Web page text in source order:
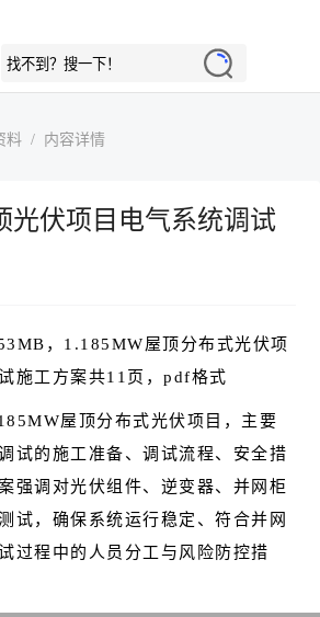
料 内容详情
光伏项目电气系统调试
，1.185MW屋顶分布式光伏项
施工方案共11页，pdf格式
屋顶分布式光伏项目，主要
试的施工准备、调试流程、安全措
强调对光伏组件、逆变器、并网柜
试，确保系统运行稳定、符合并网
过程中的人员分工与风险防控措